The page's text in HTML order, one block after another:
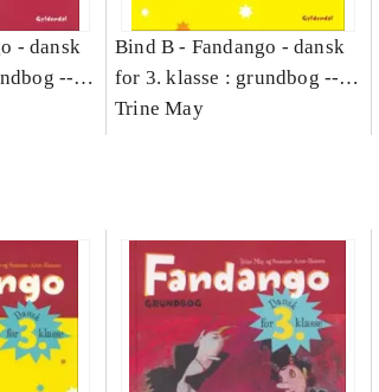
- dansk
--
Bind B - Fandango - dansk
for 3. klasse : grundbog --
Arbejdsbog. Bind B
Trine May